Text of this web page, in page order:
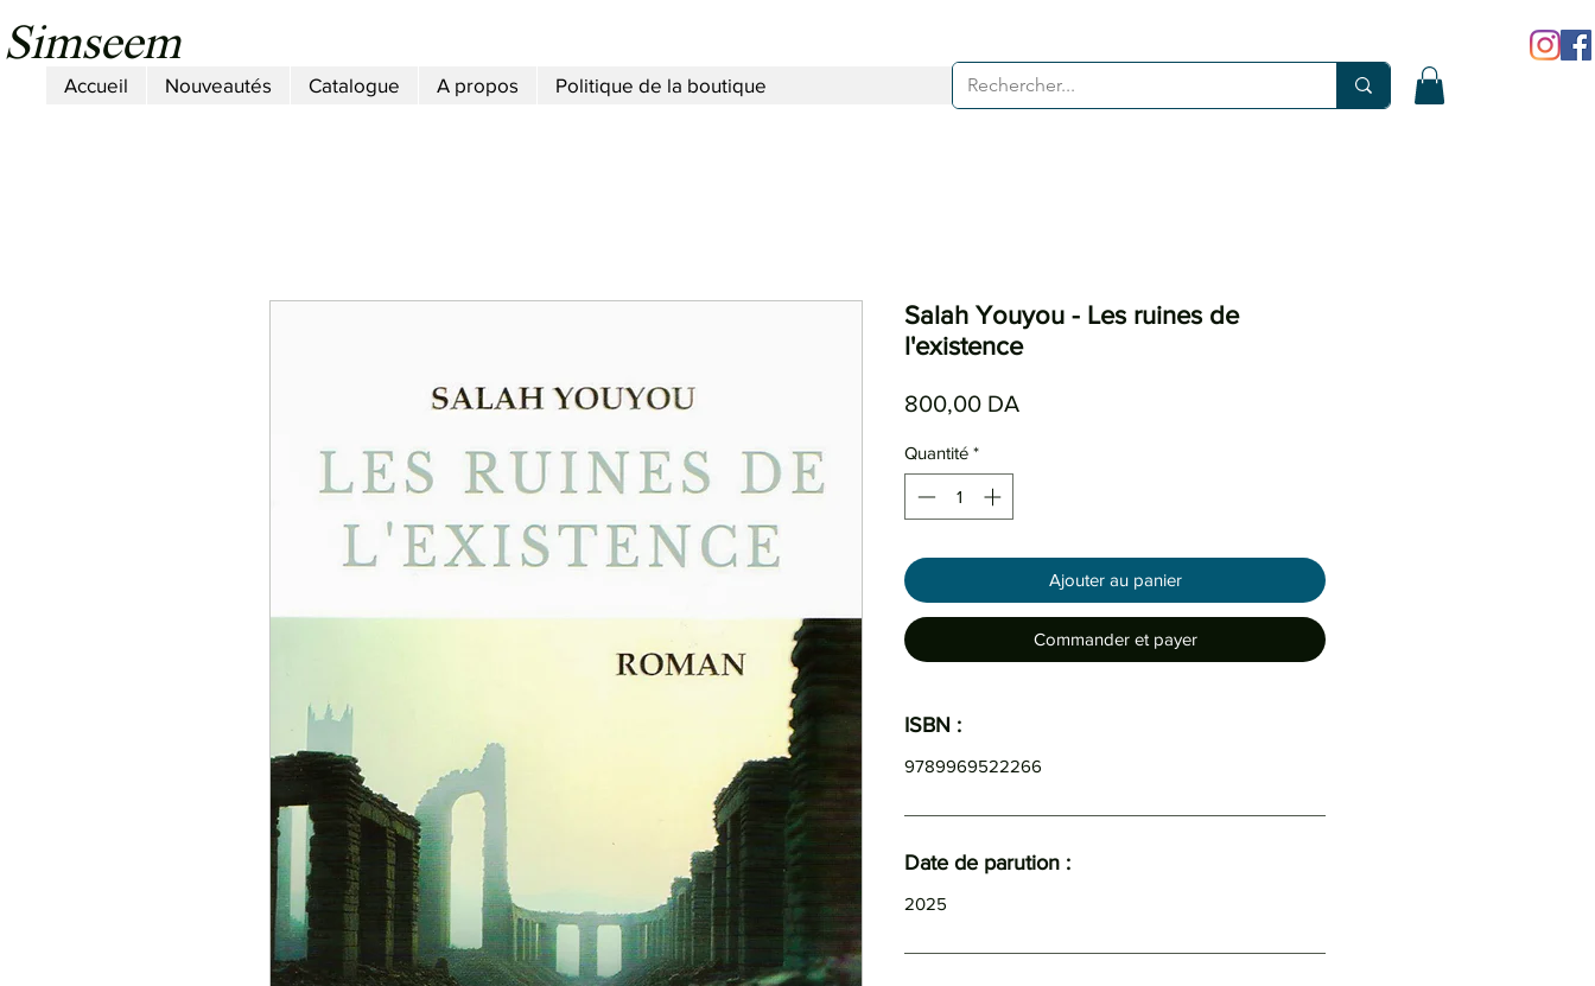
Simseem
Accueil Nouveautés Catalogue A propos Politique de la boutique
Salah Youyou - Les ruines de
l'existence
800,00 DA
Quantité *
Ajouter au panier
Commander et payer
ISBN :
9789969522266
Date de parution :
2025